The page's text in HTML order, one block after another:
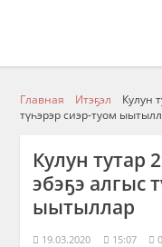
Главная Итэҕэл
Кулун
түһэрэр сиэр-туом
Кулун тутар
эбэҕэ алгыс
ыытыллар
19.03.2020 15:07 0